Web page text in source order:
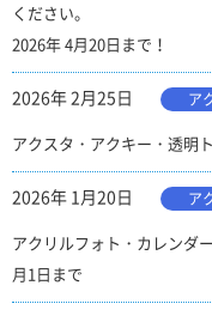
ください。
2026年 4月20日まで！
2026年 2月25日 ア
アクスタ・アクキー・透明
2026年 1月20日 ア
アクリルフォト・カレン
月1日まで